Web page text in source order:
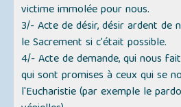
victime immolée pour nous.
3/- Acte de désir, désir ardent de
le Sacrement si c'était possible.
4/- Acte de demande, qui nous
qui sont promises à ceux qui se
l'Eucharistie (par exemple le